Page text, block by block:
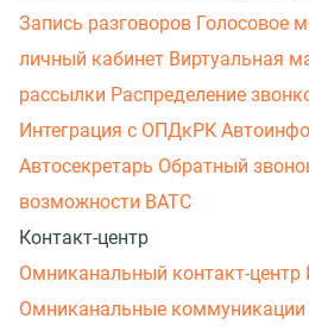
Запись разговоров Голосовое
личный кабинет Виртуальная
рассылки Распределение
Интеграция с ОПДкРК
Автосекретарь Обратный
возможности ВАТС
Контакт-центр
Омниканальный контакт-центр
Омниканальные коммуникации